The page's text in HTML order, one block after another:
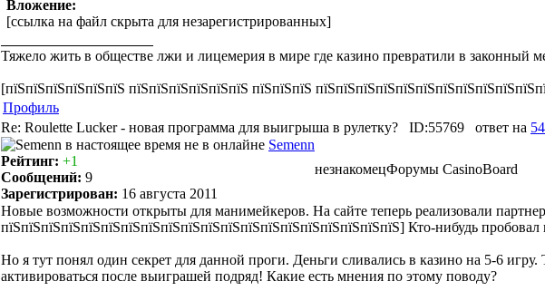
Вложение:
[ссылка на файл скрыта для незарегистрированных]
Тяжело жить в обществе лжи и лицемерия в мире где казино превратили в законный
[пїЅпїЅпїЅпїЅпїЅпїЅ пїЅпїЅпїЅпїЅпїЅпїЅ пїЅпїЅпїЅ
Профиль
Re: Roulette Lucker - новая программа для выигрыша в рулетку?
ID:55769 ответ на
Semenn
Рейтинг: +1
Сообщений: 9
Зарегистрирован: 16 августа 2011
незнакомецФорумы CasinoBoard
Новые возможности открыты для манимейкеров. На сайте теперь реализовали
пїЅпїЅпїЅпїЅпїЅпїЅпїЅпїЅпїЅпїЅпїЅпїЅпїЅпїЅпїЅпїЅпїЅпїЅпїЅпїЅ] Кто-нибудь
Но я тут понял один секрет для данной проги. Деньги сливались в казино на 5-6
активироваться после выиграшей подряд! Какие есть мнения по этому поводу?